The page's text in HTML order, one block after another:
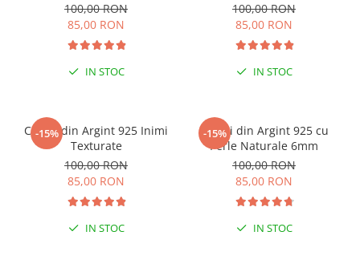
100,00 RON
85,00 RON
IN STOC
100,00 RON
85,00 RON
IN STOC
-15%
Cercei din Argint 925 Inimi
Texturate
100,00 RON
85,00 RON
IN STOC
-15%
Cercei din Argint 925 cu
Perle Naturale 6mm
100,00 RON
85,00 RON
IN STOC